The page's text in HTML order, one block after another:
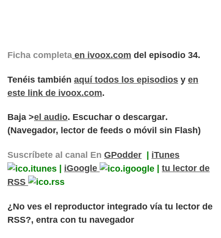
Ficha completa en ivoox.com del episodio 34.
Tenéis también aquí todos los episodios y en
este link de ivoox.com.
Baja >el audio. Escuchar o descargar.
(Navegador, lector de feeds o móvil sin Flash)
Suscríbete al canal En GPodder | iTunes
| iGoogle | tu lector de
RSS
¿No ves el reproductor integrado vía tu lector de
RSS?, entra con tu navegador